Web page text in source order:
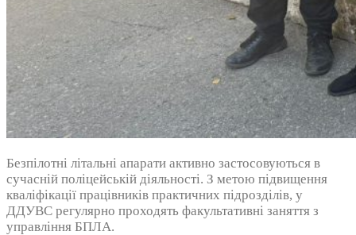
Безпілотні літальні апарати активно застосовуються в
сучасній поліцейській діяльності. З метою підвищення
кваліфікації працівників практичних підрозділів, у
ДДУВС регулярно проходять факультативні заняття з
управління БПЛА.